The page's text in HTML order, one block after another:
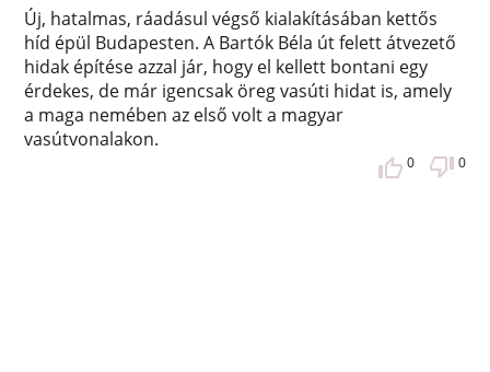
Új, hatalmas, ráadásul végső kialakításában kettős
híd épül Budapesten. A Bartók Béla út felett átvezető
hidak építése azzal jár, hogy el kellett bontani egy
érdekes, de már igencsak öreg vasúti hidat is, amely
a maga nemében az első volt a magyar
vasútvonalakon.
0 0